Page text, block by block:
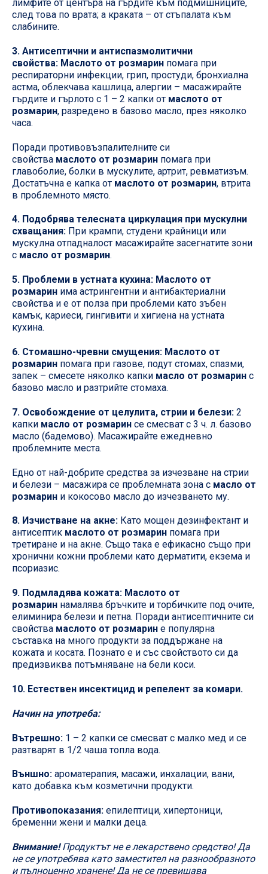
лимфите от центъра на гърдите към подмишниците,
след това по врата; а краката – от стъпалата към
слабините.
3. Антисептични и антиспазмолитични
свойства: Маслото от розмарин помага при
респираторни инфекции, грип, простуди, бронхиална
астма, облекчава кашлица, алергии – масажирайте
гърдите и гърлото с 1 – 2 капки от маслото от
розмарин, разредено в базово масло, през няколко
часа.
Поради противовъзпалителните си
свойства маслото от розмарин помага при
главоболие, болки в мускулите, артрит, ревматизъм.
Достатъчна е капка от маслото от розмарин, втрита
в проблемното място.
4. Подобрява телесната циркулация при мускулни
схващания: При крампи, студени крайници или
мускулна отпадналост масажирайте засегнатите зони
с масло от розмарин.
5. Проблеми в устната кухина: Маслото от
розмарин има астрингентни и антибактериални
свойства и е от полза при проблеми като зъбен
камък, кариеси, гингивити и хигиена на устната
кухина.
6. Стомашно-чревни смущения: Маслото от
розмарин помага при газове, подут стомах, спазми,
запек – смесете няколко капки масло от розмарин с
базово масло и разтрийте стомаха.
7. Освобождение от целулита, стрии и белези: 2
капки масло от розмарин се смесват с 3 ч. л. базово
масло (бадемово). Масажирайте ежедневно
проблемните места.
Едно от най-добрите средства за изчезване на стрии
и белези – масажира се проблемната зона с масло от
розмарин и кокосово масло до изчезването му.
8. Изчистване на акне: Като мощен дезинфектант и
антисептик маслото от розмарин помага при
третиране и на акне. Също така е ефикасно също при
хронични кожни проблеми като дерматити, екзема и
псориазис.
9. Подмладява кожата: Маслото от
розмарин намалява бръчките и торбичките под очите,
елиминира белези и петна. Поради антисептичните си
свойства маслото от розмарин е популярна
съставка на много продукти за поддържане на
кожата и косата. Познато е и със свойството си да
предизвиква потъмняване на бели коси.
10. Естествен инсектицид и репелент за комари.
Начин на употреба:
Вътрешно: 1 – 2 капки се смесват с малко мед и се
разтварят в 1/2 чаша топла вода.
Външно: ароматерапия, масажи, инхалации, вани,
като добавка към козметични продукти.
Противопоказания: епилептици, хипертоници,
бременни жени и малки деца.
Внимание!Продуктът не е лекарствено средство! Да
не се употребява като заместител на разнообразното
и пълноценно хранене! Да не се превишава